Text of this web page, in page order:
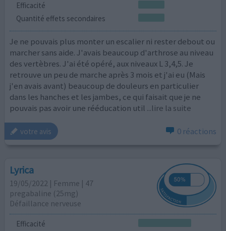
Efficacité
Quantité effets secondaires
Je ne pouvais plus monter un escalier ni rester debout ou
marcher sans aide. J'avais beaucoup d'arthrose au niveau
des vertèbres. J'ai été opéré, aux niveaux L 3,4,5. Je
retrouve un peu de marche après 3 mois et j'ai eu (Mais
j'en avais avant) beaucoup de douleurs en particulier
dans les hanches et les jambes, ce qui faisait que je ne
pouvais pas avoir une rééducation util ...lire la suite
votre avis 0 réactions
Lyrica
19/05/2022 | Femme | 47
pregabaline (25mg)
Défaillance nerveuse
Efficacité